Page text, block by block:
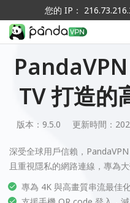
您的 IP：
TV 打造的
版本：9.5.0 更新時間：
深受全球用戶信賴，
且重視隱私的網路連線，專為大
專為 4K 與高畫質串流最佳